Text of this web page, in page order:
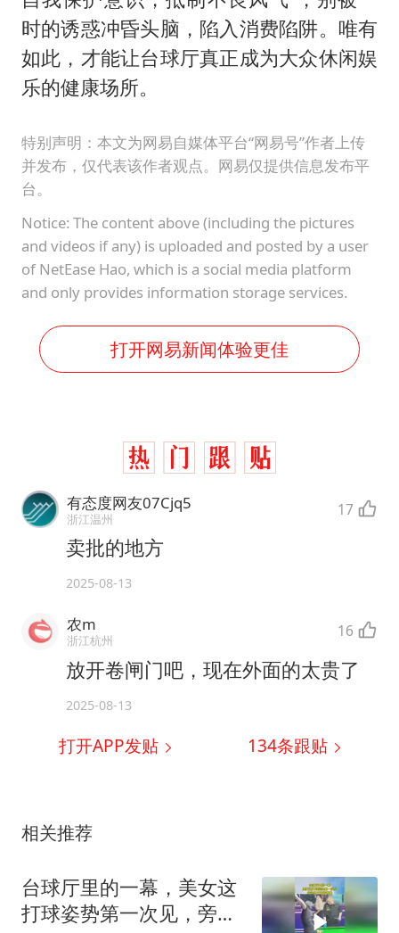
时的诱惑冲昏头脑，陷入消费陷阱。唯有
如此，才能让台球厅真正成为大众休闲娱
乐的健康场所。
特别声明：本文为网易自媒体平台“网易号”作者上传
并发布，仅代表该作者观点。网易仅提供信息发布平
台。
Notice: The content above (including the pictures
and videos if any) is uploaded and posted by a user
of NetEase Hao, which is a social media platform
and only provides information storage services.
打开网易新闻体验更佳
有态度网友07Cjq5
浙江温州 17
卖批的地方
2025-08-13
农m
浙江杭州 16
放开卷闸门吧，现在外面的太贵了
2025-08-13
打开APP发贴 134条跟贴
相关推荐
台球厅里的一幕，美女这
打球姿势第一次见，旁边